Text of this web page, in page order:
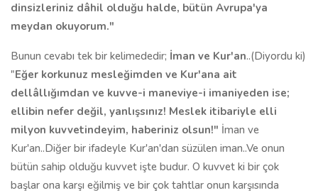
dinsizleriniz dâhil olduğu halde, bütün Avrupa'ya
meydan okuyorum."
Bunun cevabı tek bir kelimededir; İman ve Kur'an..(Diyordu ki)
"Eğer korkunuz mesleğimden ve Kur'ana ait
dellâllığımdan ve kuvve-i maneviye-i imaniyeden ise;
ellibin nefer değil, yanlışsınız! Meslek itibariyle elli
milyon kuvvetindeyim, haberiniz olsun!" İman ve
Kur'an..Diğer bir ifadeyle Kur'an'dan süzülen iman..Ve onun
bütün sahip olduğu kuvvet işte budur. O kuvvet ki bir çok
başlar ona karşı eğilmiş ve bir çok tahtlar onun karşısında